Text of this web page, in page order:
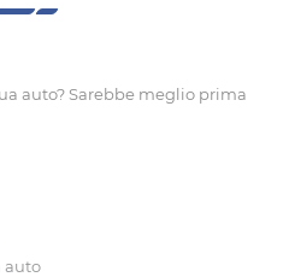
auto? Sarebbe meglio prima
auto